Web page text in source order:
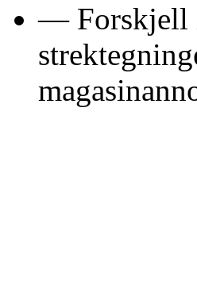
— Forskjell